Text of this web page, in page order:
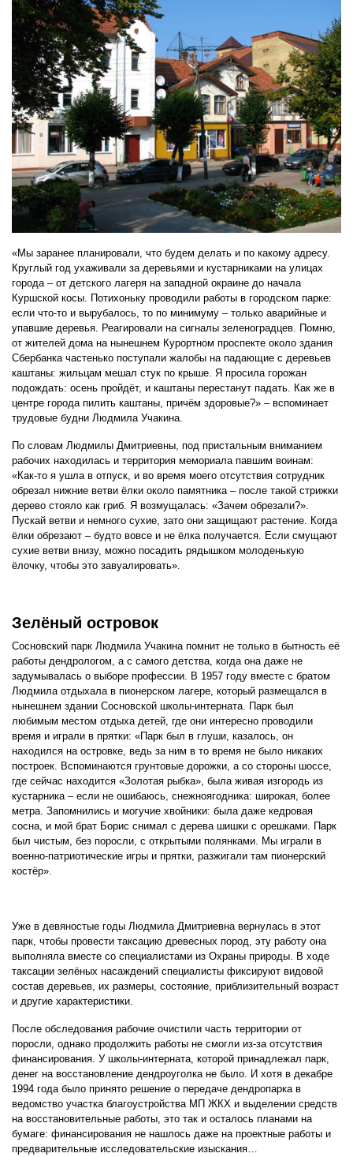
«Мы заранее планировали, что будем делать и по какому адресу.
Круглый год ухаживали за деревьями и кустарниками на улицах
города – от детского лагеря на западной окраине до начала
Куршской косы. Потихоньку проводили работы в городском парке:
если что-то и вырубалось, то по минимуму – только аварийные и
упавшие деревья. Реагировали на сигналы зеленоградцев. Помню,
от жителей дома на нынешнем Курортном проспекте около здания
Сбербанка частенько поступали жалобы на падающие с деревьев
каштаны: жильцам мешал стук по крыше. Я просила горожан
подождать: осень пройдёт, и каштаны перестанут падать. Как же в
центре города пилить каштаны, причём здоровые?» – вспоминает
трудовые будни Людмила Учакина.
По словам Людмилы Дмитриевны, под пристальным вниманием
рабочих находилась и территория мемориала павшим воинам:
«Как-то я ушла в отпуск, и во время моего отсутствия сотрудник
обрезал нижние ветви ёлки около памятника – после такой стрижки
дерево стояло как гриб. Я возмущалась: «Зачем обрезали?».
Пускай ветви и немного сухие, зато они защищают растение. Когда
ёлки обрезают – будто вовсе и не ёлка получается. Если смущают
сухие ветви внизу, можно посадить рядышком молоденькую
ёлочку, чтобы это завуалировать».
Зелёный островок
Сосновский парк Людмила Учакина помнит не только в бытность её
работы дендрологом, а с самого детства, когда она даже не
задумывалась о выборе профессии. В 1957 году вместе с братом
Людмила отдыхала в пионерском лагере, который размещался в
нынешнем здании Сосновской школы-интерната. Парк был
любимым местом отдыха детей, где они интересно проводили
время и играли в прятки: «Парк был в глуши, казалось, он
находился на островке, ведь за ним в то время не было никаких
построек. Вспоминаются грунтовые дорожки, а со стороны шоссе,
где сейчас находится «Золотая рыбка», была живая изгородь из
кустарника – если не ошибаюсь, снежноягодника: широкая, более
метра. Запомнились и могучие хвойники: была даже кедровая
сосна, и мой брат Борис снимал с дерева шишки с орешками. Парк
был чистым, без поросли, с открытыми полянками. Мы играли в
военно-патриотические игры и прятки, разжигали там пионерский
костёр».
Уже в девяностые годы Людмила Дмитриевна вернулась в этот
парк, чтобы провести таксацию древесных пород, эту работу она
выполняла вместе со специалистами из Охраны природы. В ходе
таксации зелёных насаждений специалисты фиксируют видовой
состав деревьев, их размеры, состояние, приблизительный возраст
и другие характеристики.
После обследования рабочие очистили часть территории от
поросли, однако продолжить работы не смогли из-за отсутствия
финансирования. У школы-интерната, которой принадлежал парк,
денег на восстановление дендроуголка не было. И хотя в декабре
1994 года было принято решение о передаче дендропарка в
ведомство участка благоустройства МП ЖКХ и выделении средств
на восстановительные работы, это так и осталось планами на
бумаге: финансирования не нашлось даже на проектные работы и
предварительные исследовательские изыскания…